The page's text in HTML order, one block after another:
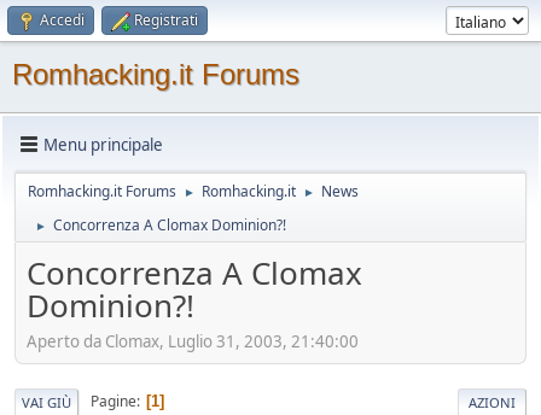
Accedi Registrati
Romhacking.it Forums
Menu principale
Romhacking.it Forums ► Romhacking.it ► News
► Concorrenza A Clomax Dominion?!
Concorrenza A Clomax
Dominion?!
Aperto da Clomax, Luglio 31, 2003, 21:40:00
VAI GIÙ Pagine 1 AZIONI